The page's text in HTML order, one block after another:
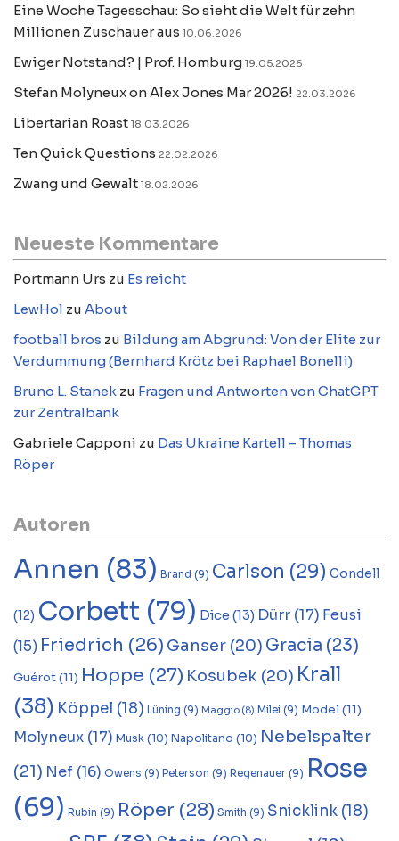
Eine Woche Tagesschau: So sieht die Welt für zehn
Millionen Zuschauer aus 10.06.2026
Ewiger Notstand? | Prof. Homburg 19.05.2026
Stefan Molyneux on Alex Jones Mar 2026! 22.03.2026
Libertarian Roast 18.03.2026
Ten Quick Questions 22.02.2026
Zwang und Gewalt 18.02.2026
Neueste Kommentare
Portmann Urs zu Es reicht
LewHol zu About
football bros zu Bildung am Abgrund: Von der Elite zur
Verdummung (Bernhard Krötz bei Raphael Bonelli)
Bruno L. Stanek zu Fragen und Antworten von ChatGPT
zur Zentralbank
Gabriele Capponi zu Das Ukraine Kartell – Thomas
Röper
Autoren
Annen (83) Brand (9) Carlson (29) Condell
(12) Corbett (79) Dice (13) Dürr (17) Feusi
(15) Friedrich (26) Ganser (20) Gracia (23)
Guérot(11) Hoppe (27) Kosubek (20) Krall
(38) Köppel (18) Lüning (9) Maggio (8) Milei (9) Model (11)
Molyneux (17) Musk(10) Napolitano (10) Nebelspalter
(21) Nef (16) Owens (9) Peterson (9) Regenauer (9) Rose
(69) Rubin (9) Röper (28) Smith (9) Snicklink (18)